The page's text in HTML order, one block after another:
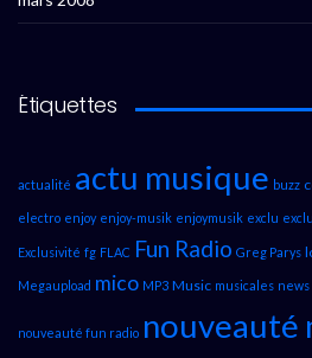
Étiquettes
actualité actu musique buzz
electro enjoy enjoy-musik enjoymusik exclu
Exclusivité fg FLAC Fun Radio Greg Parys
Megaupload mico MP3 Music musicales news
nouveauté fun radio nouveauté